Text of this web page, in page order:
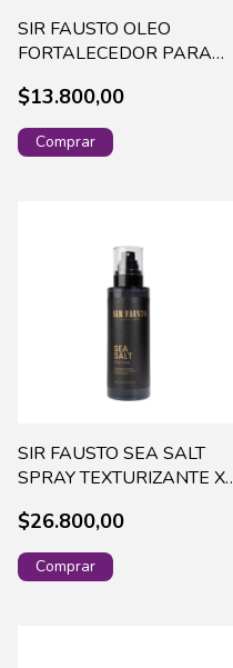
SIR FAUSTO OLEO
FORTALECEDOR PARA
$13.800,00
SIR FAUSTO SEA SALT
SPRAY TEXTURIZANTE X
$26.800,00